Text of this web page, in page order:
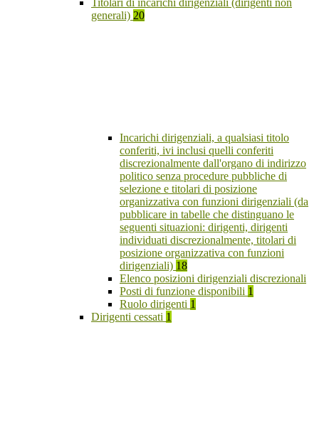
Titolari di incarichi dirigenziali (dirigenti non
generali) 20
Incarichi dirigenziali, a qualsiasi titolo
conferiti, ivi inclusi quelli conferiti
discrezionalmente dall'organo di indirizzo
politico senza procedure pubbliche di
selezione e titolari di posizione
organizzativa con funzioni dirigenziali (da
pubblicare in tabelle che distinguano le
seguenti situazioni: dirigenti, dirigenti
individuati discrezionalmente, titolari di
posizione organizzativa con funzioni
dirigenziali) 18
Elenco posizioni dirigenziali discrezionali
Posti di funzione disponibili 1
Ruolo dirigenti 1
Dirigenti cessati 1